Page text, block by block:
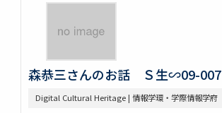
森恭三さんのお話 Ｓ生∽09-007
Digital Cultural Heritage | 情報学環・学際情報学府